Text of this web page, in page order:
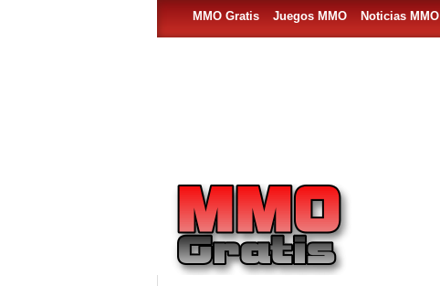
MMO Gratis Juegos MMO Noticias MMO